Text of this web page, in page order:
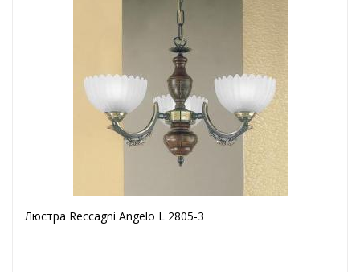
Люстра Reccagni Angelo L 2805-3